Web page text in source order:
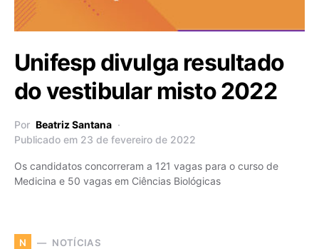
Unifesp divulga resultado
do vestibular misto 2022
Por Beatriz Santana
Publicado em 23 de fevereiro de 2022
Os candidatos concorreram a 121 vagas para o curso de
Medicina e 50 vagas em Ciências Biológicas
N NOTÍCIAS